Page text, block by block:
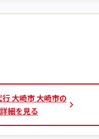
大崎市 大崎市の
細を見る